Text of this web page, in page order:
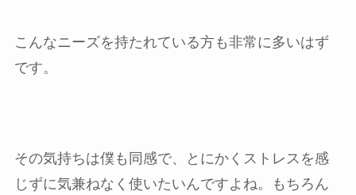
こんなニーズを持たれている方も非常に多いはず
です。
その気持ちは僕も同感で、とにかくストレスを感
じずに気兼ねなく使いたいんですよね。もちろん